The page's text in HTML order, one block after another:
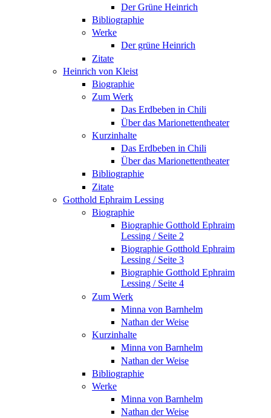
Der Grüne Heinrich
Bibliographie
Werke
Der grüne Heinrich
Zitate
Heinrich von Kleist
Biographie
Zum Werk
Das Erdbeben in Chili
Über das Marionettentheater
Kurzinhalte
Das Erdbeben in Chili
Über das Marionettentheater
Bibliographie
Zitate
Gotthold Ephraim Lessing
Biographie
Biographie Gotthold Ephraim
Lessing / Seite 2
Biographie Gotthold Ephraim
Lessing / Seite 3
Biographie Gotthold Ephraim
Lessing / Seite 4
Zum Werk
Minna von Barnhelm
Nathan der Weise
Kurzinhalte
Minna von Barnhelm
Nathan der Weise
Bibliographie
Werke
Minna von Barnhelm
Nathan der Weise